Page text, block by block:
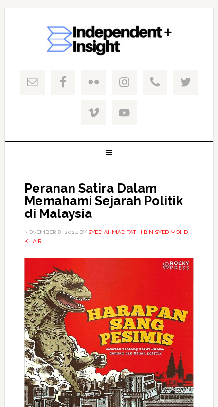
Peranan Satira Dalam
Memahami Sejarah Politik
di Malaysia
NOVEMBER 8, 2024BY SYED AHMAD FATHI BIN SYED MOHD
KHAIR